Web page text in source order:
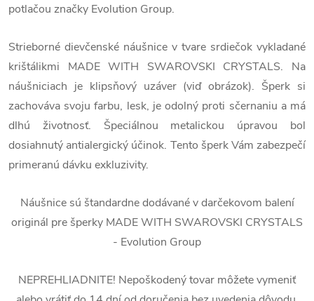
potlačou značky Evolution Group.
Strieborné dievčenské náušnice v tvare srdiečok vykladané
krištálikmi MADE WITH SWAROVSKI CRYSTALS. Na
náušniciach je klipsňový uzáver (viď obrázok). Šperk si
zachováva svoju farbu, lesk, je odolný proti sčernaniu a má
dlhú životnosť. Špeciálnou metalickou úpravou bol
dosiahnutý antialergický účinok. Tento šperk Vám zabezpečí
primeranú dávku exkluzivity.
Náušnice sú štandardne dodávané v darčekovom balení
originál pre šperky MADE WITH SWAROVSKI CRYSTALS
- Evolution Group
NEPREHLIADNITE! Nepoškodený tovar môžete vymeniť